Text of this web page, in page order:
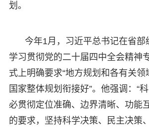
划。
今年1月，习近平总书记在省部
学习贯彻党的二十届四中全会精神
式上明确要求“地方规划和各有关领
国家整体规划衔接好”。他强调：“
必贯彻定位准确、边界清晰、功能
的要求，坚持科学决策、民主决策